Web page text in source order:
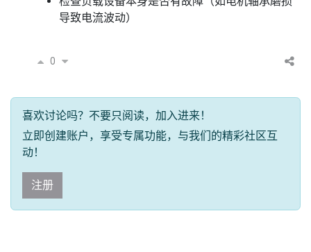
导致电流波动）
0
喜欢讨论吗？不要只阅读，加入进来！
立即创建账户，享受专属功能，与我们的精彩社区互
动！
注册